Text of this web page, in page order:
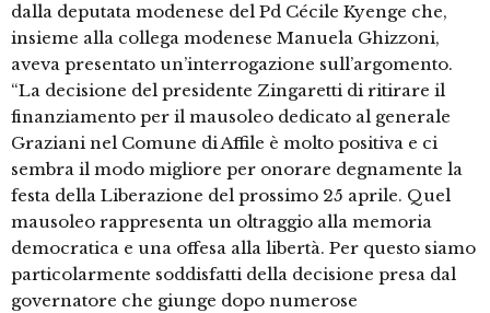
dalla deputata modenese del Pd Cécile Kyenge che,
insieme alla collega modenese Manuela Ghizzoni,
aveva presentato un’interrogazione sull’argomento.
“La decisione del presidente Zingaretti di ritirare il
finanziamento per il mausoleo dedicato al generale
Graziani nel Comune di Affile è molto positiva e ci
sembra il modo migliore per onorare degnamente la
festa della Liberazione del prossimo 25 aprile. Quel
mausoleo rappresenta un oltraggio alla memoria
democratica e una offesa alla libertà. Per questo siamo
particolarmente soddisfatti della decisione presa dal
governatore che giunge dopo numerose